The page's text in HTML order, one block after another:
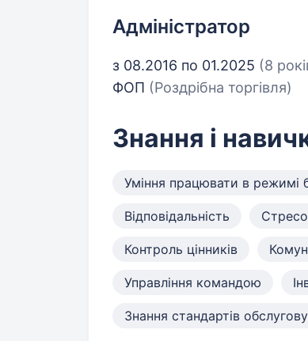
Адміністратор
з 08.2016 по 01.2025 (8
ФОП (Роздрібна торгівля)
Знання і
Уміння працювати в режимі
Відповідальність
Контроль цінників
Управління командою
Знання стандартів